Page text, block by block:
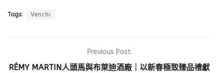
Tags: Venchi
Previous Post
RÉMY MARTIN人頭馬與布萊迪酒廠｜以新春極致臻品禮獻